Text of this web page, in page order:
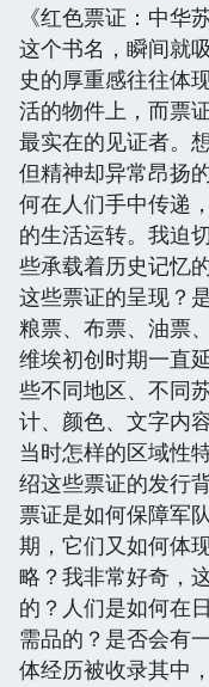
《红色票证：中华
这个书名，瞬间就
史的厚重感往往体
活的物件上，而票
最实在的见证者。
但精神却异常昂扬
何在人们手中传递
的生活运转。我迫
些承载着历史记忆
这些票证的呈现？
粮票、布票、油票
维埃初创时期一直
些不同地区、不同
计、颜色、文字内
当时怎样的区域性
绍这些票证的发行
票证是如何保障军
期，它们又如何体
略？我非常好奇，
的？人们是如何在
需品的？是否会有
体经历被收录其中